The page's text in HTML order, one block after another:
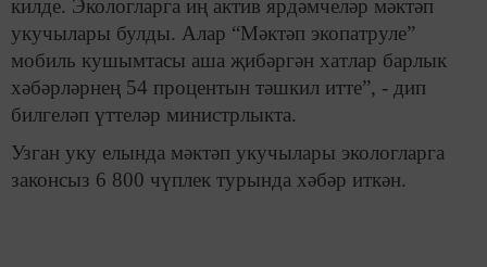
килде. Экологларга иң актив ярдәмчеләр мәктәп
укучылары булды. Алар “Мәктәп экопатруле”
мобиль кушымтасы аша җибәргән хатлар барлык
хәбәрләрнең 54 процентын тәшкил итте”, - дип
билгеләп үттеләр министрлыкта.
Узган уку елында мәктәп укучылары экологларга
законсыз 6 800 чүплек турында хәбәр иткән.